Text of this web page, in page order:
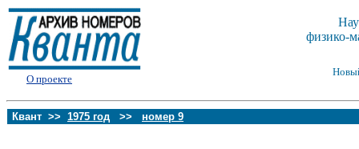
О проекте
физико-
Квант >> 1975 год >> номер 9